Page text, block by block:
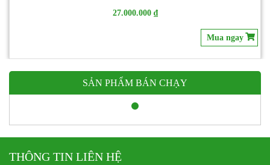
SẢN PHẨM BÁN CHẠY
THÔNG TIN LIÊN HỆ